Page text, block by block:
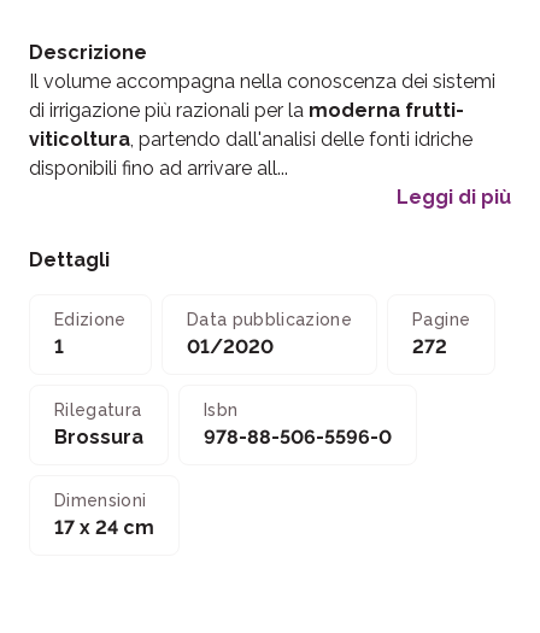
Descrizione
Il volume accompagna nella conoscenza dei sistemi
di irrigazione più razionali per la moderna frutti-
viticoltura , partendo dall'analisi delle fonti idriche
disponibili fino ad arrivare all...
Leggi di più
Dettagli
Edizione
1
Data pubblicazione
01/2020
Pagine
272
Rilegatura
Brossura
Isbn
978-88-506-5596-0
Dimensioni
17 x 24 cm